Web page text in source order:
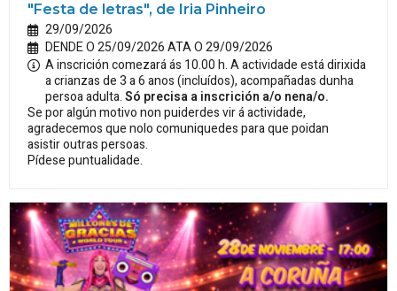
"Festa de letras", de Iria Pinheiro
29/09/2026
DENDE O 25/09/2026 ATA O 29/09/2026
A inscrición comezará ás 10.00 h. A actividade está dirixida
a crianzas de 3 a 6 anos (incluídos), acompañadas dunha
persoa adulta.Só precisa a inscrición a/o nena/o.
Se por algún motivo non puiderdes vir á actividade,
agradecemos que nolo comuniquedes para que poidan
asistir outras persoas.
Pídese puntualidade.